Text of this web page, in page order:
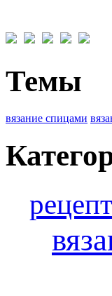
Темы
вязание спицами
рецепт